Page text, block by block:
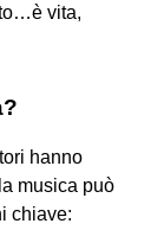
vita,
hanno
musica può
chiave: